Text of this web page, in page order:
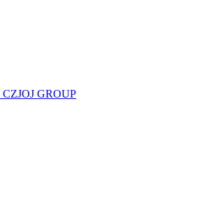
CZJOJ GROUP